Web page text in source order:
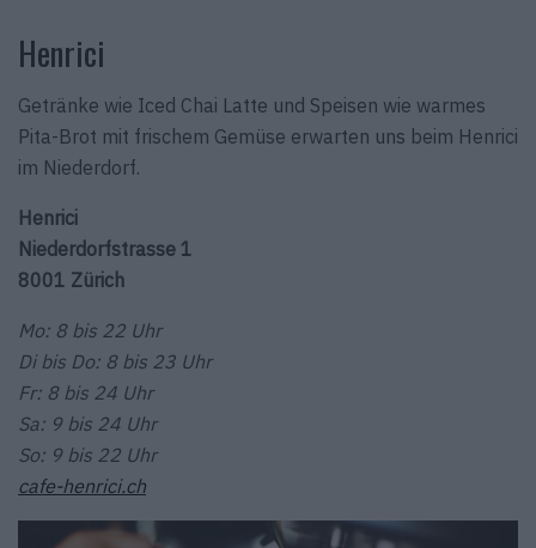
Henrici
Getränke wie Iced Chai Latte und Speisen wie warmes
Pita-Brot mit frischem Gemüse erwarten uns beim Henrici
im Niederdorf.
Henrici
Niederdorfstrasse 1
8001 Zürich
Mo: 8 bis 22 Uhr
Di bis Do: 8 bis 23 Uhr
Fr: 8 bis 24 Uhr
Sa: 9 bis 24 Uhr
So: 9 bis 22 Uhr
cafe-henrici.ch